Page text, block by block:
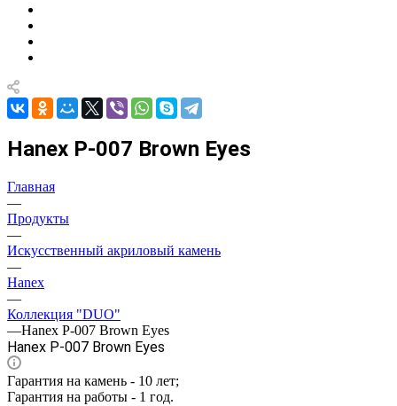
Hanex P-007 Brown Eyes
Главная
—
Продукты
—
Искусственный акриловый камень
—
Hanex
—
Коллекция "DUO"
—Hanex P-007 Brown Eyes
Hanex P-007 Brown Eyes
Гарантия на камень - 10 лет;
Гарантия на работы - 1 год.